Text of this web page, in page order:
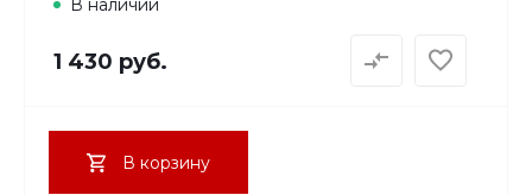
В наличии
1 430 руб.
В корзину